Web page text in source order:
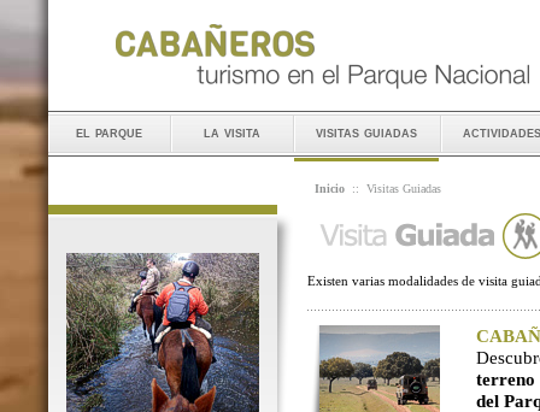
el parque la visita visitas guiadas actividades
Inicio :: Visitas Guiadas
Existen varias modalidades de visita
terreno
del